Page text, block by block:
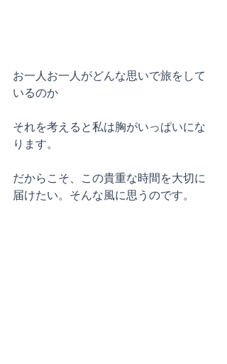
お一人お一人がどんな思いで旅をして
いるのか
それを考えると私は胸がいっぱいにな
ります。
だからこそ、この貴重な時間を大切に
届けたい。そんな風に思うのです。